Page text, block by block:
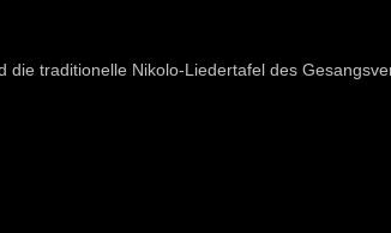
die traditionelle Nikolo-Liedertafel des